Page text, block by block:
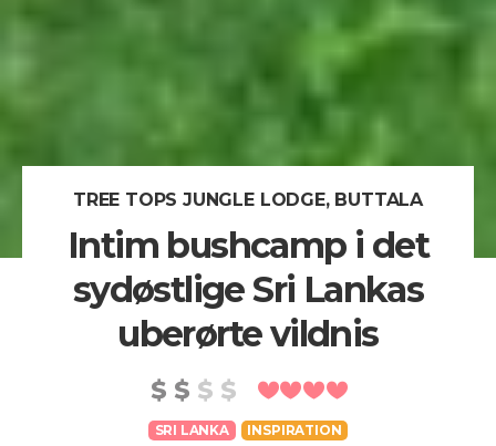
TREE TOPS JUNGLE LODGE, BUTTALA
Intim bushcamp i det
sydøstlige Sri Lankas
uberørte vildnis
SRI LANKA INSPIRATION